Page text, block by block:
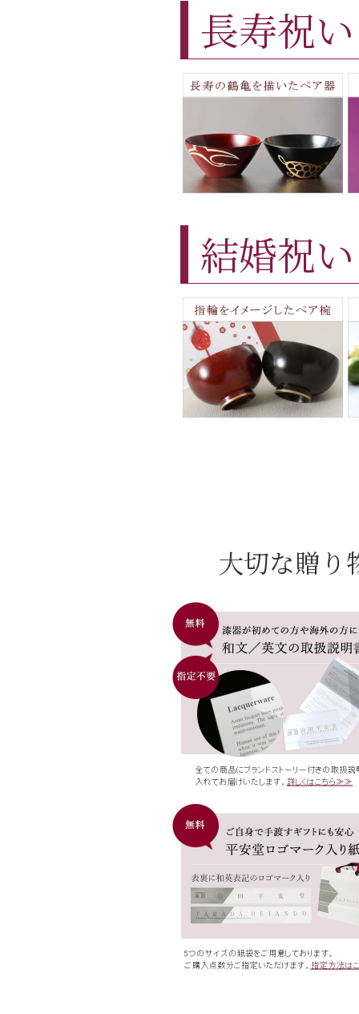
長寿祝い
結婚祝い
大切な贈